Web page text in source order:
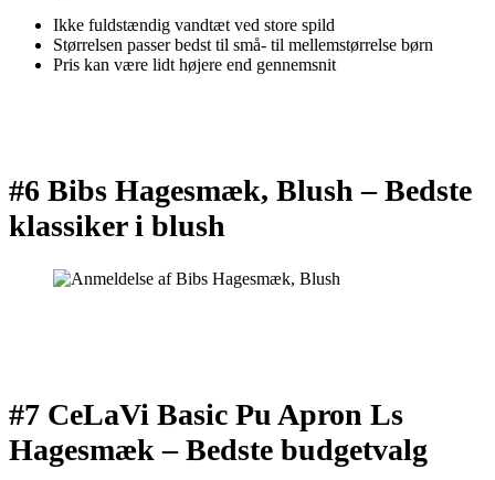
Ikke fuldstændig vandtæt ved store spild
Størrelsen passer bedst til små- til mellemstørrelse børn
Pris kan være lidt højere end gennemsnit
#6 Bibs Hagesmæk, Blush –Bedste
klassiker i blush
#7 CeLaVi Basic Pu Apron Ls
Hagesmæk –Bedste budgetvalg